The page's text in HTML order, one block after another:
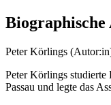
Biographische
Peter Körlings
Peter Körlings studierte
Passau und legte das